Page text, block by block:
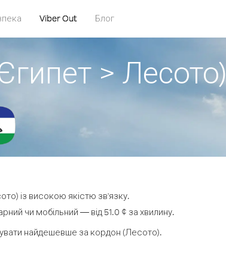
Viber Out Блог
> Лесото)
із високою якістю зв'язку.
чи мобільний — від 51.0 ¢ за хвилину.
найдешевше за кордон (Лесото).